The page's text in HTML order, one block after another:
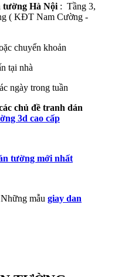
tường Hà Nội : Tầng 3,
( KĐT Nam Cường -
chuyển khoản
tại nhà
ngày trong tuần
chủ đề tranh dán
3d cao cấp
tường mới nhất
mẫu giay dan